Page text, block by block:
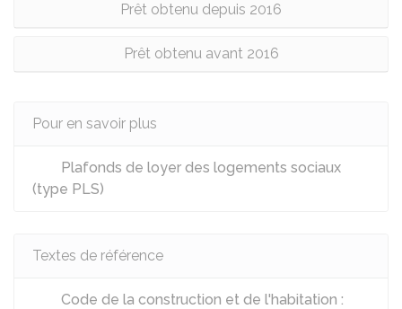
Prêt obtenu depuis 2016
Prêt obtenu avant 2016
Pour en savoir plus
Plafonds de loyer des logements sociaux
(type PLS)
Textes de référence
Code de la construction et de l'habitation :